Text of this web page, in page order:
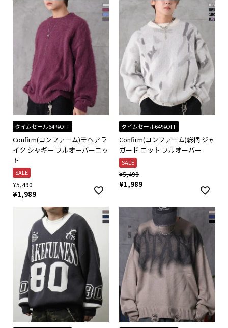
タイムセール64%OFF
Confirm(コンファーム)モヘアラ
イク シャギー プルオーバーニッ
ト
SALE
¥5,490
¥1,989
タイムセール64%OFF
Confirm(コンファーム)総柄 ジャ
ガード ニット プルオーバー
SALE
¥5,490
¥1,989